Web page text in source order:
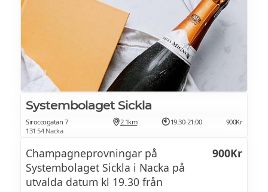
Systembolaget Sickla
Siroccogatan 7
131 54 Nacka
2.1km 19:30-21:00 900Kr
Champagneprovningar på
Systembolaget Sickla i Nacka på
utvalda datum kl 19.30 från
900Kr